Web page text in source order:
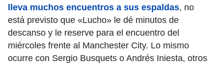
lleva muchos encuentros a sus espaldas, no
está previsto que «Lucho» le dé minutos de
descanso y le reserve para el encuentro del
miércoles frente al Manchester City. Lo mismo
ocurre con Sergio Busquets o Andrés Iniesta, otros